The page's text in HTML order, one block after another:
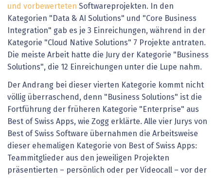
und vorbewerteten Softwareprojekten. In den
Kategorien "Data & AI Solutions" und "Core Business
Integration" gab es je 3 Einreichungen, während in der
Kategorie "Cloud Native Solutions" 7 Projekte antraten.
Die meiste Arbeit hatte die Jury der Kategorie "Business
Solutions", die 12 Einreichungen unter die Lupe nahm.
Der Andrang bei dieser vierten Kategorie kommt nicht
völlig überraschend, denn "Business Solutions" ist die
Fortführung der früheren Kategorie "Enterprise" aus
Best of Swiss Apps, wie Zogg erklärte. Alle vier Jurys von
Best of Swiss Software übernahmen die Arbeitsweise
dieser ehemaligen Kategorie von Best of Swiss Apps:
Teammitglieder aus den jeweiligen Projekten
präsentierten – persönlich oder per Videocall – vor der